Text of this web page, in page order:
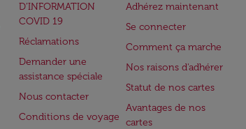
D’INFORMATION
COVID 19
Réclamations
Demander une
assistance spéciale
Nous contacter
Conditions de voyage
Adhérez maintenant
Se connecter
Comment ça marche
Nos raisons d'adhérer
Statut de nos cartes
Avantages de nos
cartes